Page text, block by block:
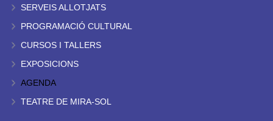
SERVEIS ALLOTJATS
PROGRAMACIÓ CULTURAL
CURSOS I TALLERS
EXPOSICIONS
AGENDA
TEATRE DE MIRA-SOL